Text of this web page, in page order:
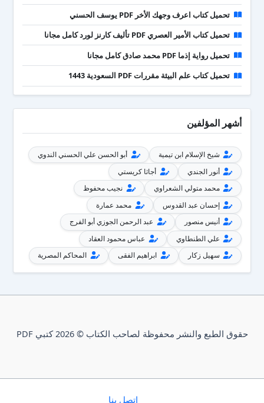
تحميل كتاب اعرف وجهك الأخر PDF يوسف الحسني
تحميل كتاب الأمير العصري PDF تأليف كارنز لورد كامل مجانا
تحميل رواية إذما PDF محمد صادق كامل مجانا
تحميل كتاب علم البيئة مقررات PDF السعودية 1443
أشهر المؤلفين
شيخ الإسلام ابن تيمية
أبو الحسن علي الحسني الندوي
أنور الجندي
أجاثا كريستي
محمد متولي الشعراوي
نجيب محفوظ
إحسان عبد القدوس
محمد عمارة
أنيس منصور
عبد الرحمن الجوزي أبو الفرج
علي الطنطاوي
عباس محمود العقاد
سهيل زكار
ابراهيم الفقى المحاكم المصرية
حقوق الطبع والنشر محفوظة لصاحب الكتاب © 2026 كتبي PDF
إتصل بنا